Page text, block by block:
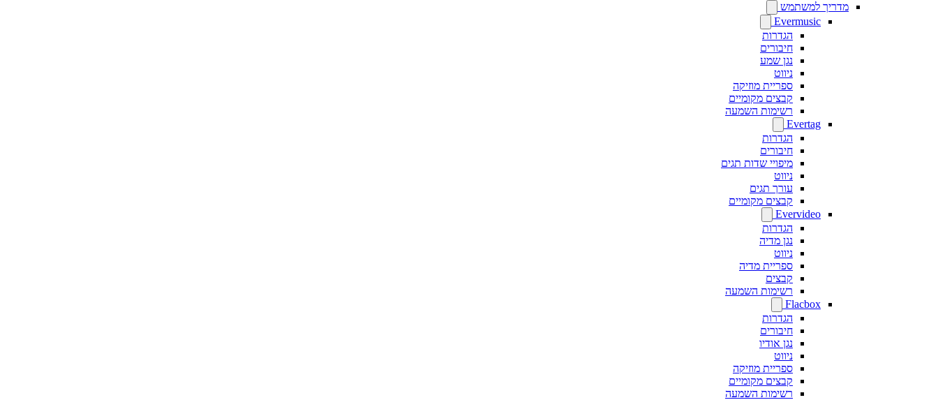
מדריך למשתמש
Evermusic
הגדרות
חיבורים
נגן שמע
ניווט
ספריית מוזיקה
קבצים מקומיים
רשימות השמעה
Evertag
הגדרות
חיבורים
מיפויי שדות תגים
ניווט
עורך תגים
קבצים מקומיים
Evervideo
הגדרות
נגן מדיה
ניווט
ספריית מדיה
קבצים
רשימות השמעה
Flacbox
הגדרות
חיבורים
נגן אודיו
ניווט
ספריית מוזיקה
קבצים מקומיים
רשימות השמעה